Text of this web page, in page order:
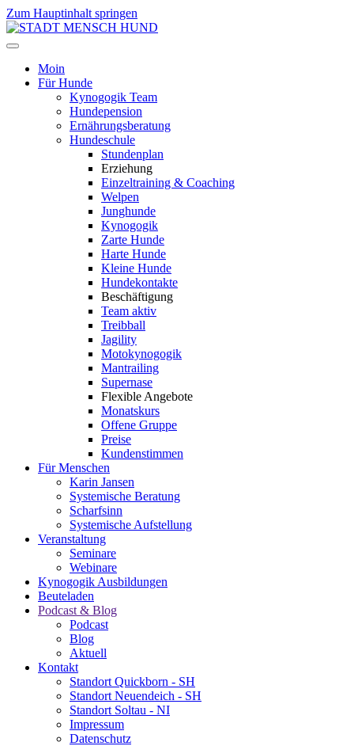
Zum Hauptinhalt springen
Moin
Für Hunde
Kynogogik Team
Hundepension
Ernährungsberatung
Hundeschule
Stundenplan
Erziehung
Einzeltraining & Coaching
Welpen
Junghunde
Kynogogik
Zarte Hunde
Harte Hunde
Kleine Hunde
Hundekontakte
Beschäftigung
Team aktiv
Treibball
Jagility
Motokynogogik
Mantrailing
Supernase
Flexible Angebote
Monatskurs
Offene Gruppe
Preise
Kundenstimmen
Für Menschen
Karin Jansen
Systemische Beratung
Scharfsinn
Systemische Aufstellung
Veranstaltung
Seminare
Webinare
Kynogogik Ausbildungen
Beuteladen
Podcast & Blog
Podcast
Blog
Aktuell
Kontakt
Standort Quickborn - SH
Standort Neuendeich - SH
Standort Soltau - NI
Impressum
Datenschutz